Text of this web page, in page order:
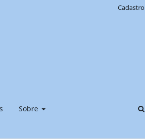
Sobre
Cadastro